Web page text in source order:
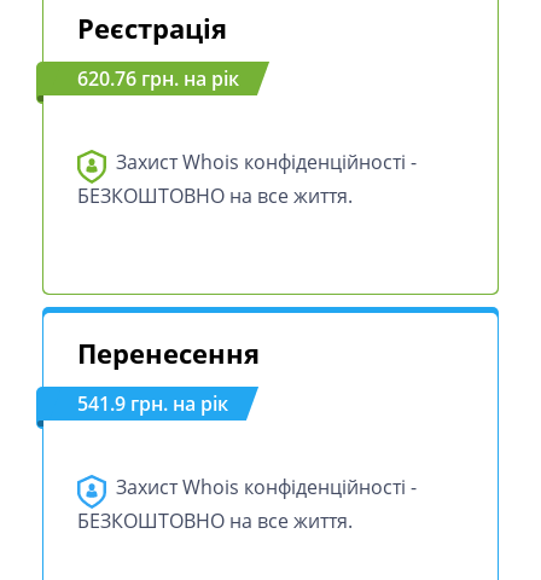
Реєстрація
620.76 грн. на рік
Захист Whois конфіденційності -
БЕЗКОШТОВНО на все життя.
Перенесення
541.9 грн. на рік
Захист Whois конфіденційності -
БЕЗКОШТОВНО на все життя.